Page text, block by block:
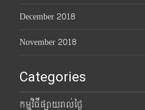
December 2018
November 2018
Categories
កម្មវិធីផ្សាយរាល់ថ្ងៃ